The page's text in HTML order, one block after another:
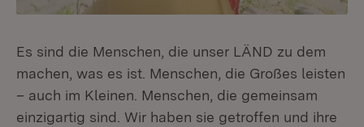
Es sind die Menschen, die unser LÄND zu dem
machen, was es ist. Menschen, die Großes leisten
– auch im Kleinen. Menschen, die gemeinsam
einzigartig sind. Wir haben sie getroffen und ihre